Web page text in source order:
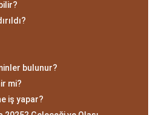
bulunur?
mi?
iş yapar?